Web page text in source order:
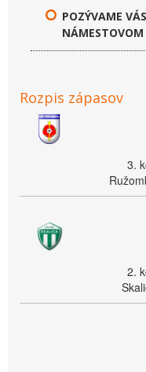
POZÝVAME
NÁMESTOVOM
Rozpis zápasov
3.
2.